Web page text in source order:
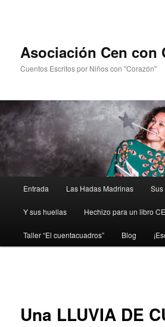
Asociación Cen con
Cuentos Escritos por Niños con "Corazón"
Skip
to
primary
Entrada Las Hadas Madrinas Sus
Y sus huellas Hechizo para un libro
Taller “El cuentacuadros” Blog
Una LLUVIA DE